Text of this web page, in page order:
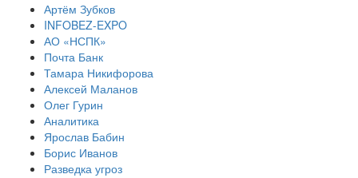
Артём Зубков
INFOBEZ-EXPO
АО «НСПК»
Почта Банк
Тамара Никифорова
Алексей Маланов
Олег Гурин
Аналитика
Ярослав Бабин
Борис Иванов
Разведка угроз